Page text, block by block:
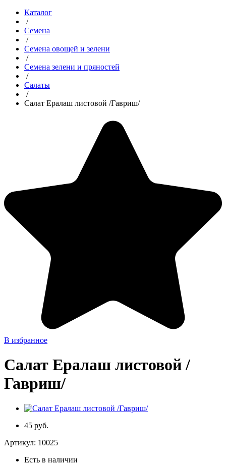
Каталог
/
Семена
/
Семена овощей и зелени
/
Семена зелени и пряностей
/
Салаты
/
Салат Ералаш листовой /Гавриш/
В избранное
Салат Ералаш листовой /
Гавриш/
45 руб.
Артикул: 10025
Есть в наличии